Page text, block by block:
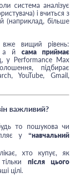
система аналізує
і вчиться з
(наприклад, більше
вищий рівень:
а й сама приймає
у Performance Max
підбирає
YouTube, Gmail,
важливий?
то пошукова чи
у “навчальний
хто купує, як
після цього
цілі.